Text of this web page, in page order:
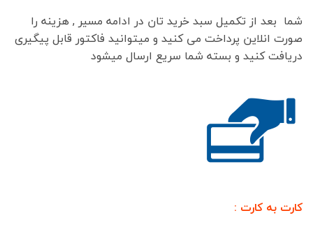
شما بعد از تکمیل سبد خرید تان در ادامه مسیر , هزینه را
صورت انلاین پرداخت می کنید و میتوانید فاکتور قابل پیگیری
دریافت کنید و بسته شما سریع ارسال میشود
کارت به کارت :